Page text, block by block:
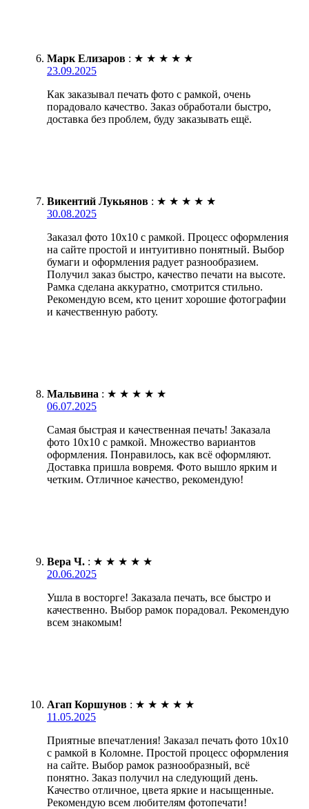
Марк Елизаров : ★ ★ ★ ★ ★
23.09.2025
Как заказывал печать фото с рамкой, очень
порадовало качество. Заказ обработали быстро,
доставка без проблем, буду заказывать ещё.
Викентий Лукьянов : ★ ★ ★ ★ ★
30.08.2025
Заказал фото 10х10 с рамкой. Процесс оформления
на сайте простой и интуитивно понятный. Выбор
бумаги и оформления радует разнообразием.
Получил заказ быстро, качество печати на высоте.
Рамка сделана аккуратно, смотрится стильно.
Рекомендую всем, кто ценит хорошие фотографии
и качественную работу.
Мальвина : ★ ★ ★ ★ ★
06.07.2025
Самая быстрая и качественная печать! Заказала
фото 10х10 с рамкой. Множество вариантов
оформления. Понравилось, как всё оформляют.
Доставка пришла вовремя. Фото вышло ярким и
четким. Отличное качество, рекомендую!
Вера Ч. : ★ ★ ★ ★ ★
20.06.2025
Ушла в восторге! Заказала печать, все быстро и
качественно. Выбор рамок порадовал. Рекомендую
всем знакомым!
Агап Коршунов : ★ ★ ★ ★ ★
11.05.2025
Приятные впечатления! Заказал печать фото 10х10
с рамкой в Коломне. Простой процесс оформления
на сайте. Выбор рамок разнообразный, всё
понятно. Заказ получил на следующий день.
Качество отличное, цвета яркие и насыщенные.
Рекомендую всем любителям фотопечати!